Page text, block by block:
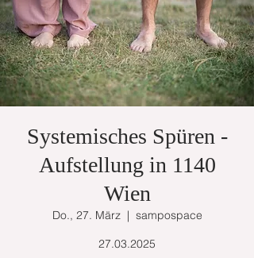
Systemisches Spüren -
Aufstellung in 1140
Wien
Do., 27. März
  |
sampospace
27.03.2025